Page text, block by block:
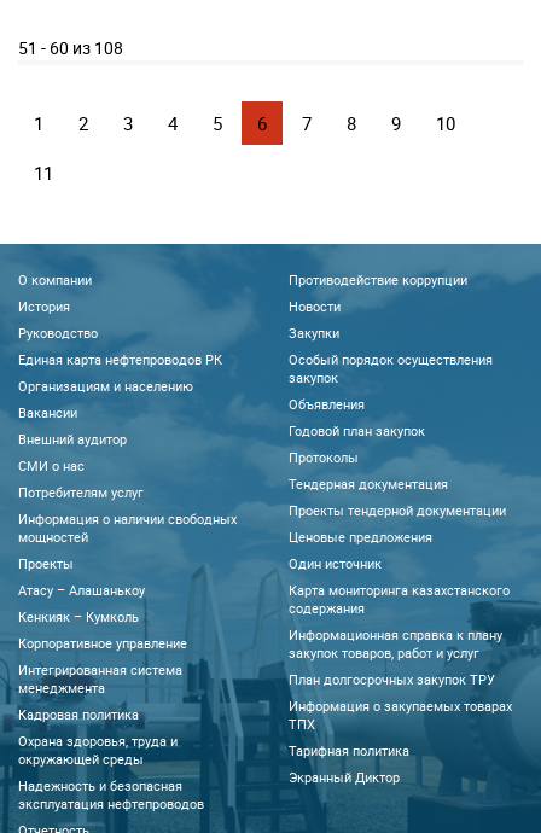
51 - 60 из 108
1 2 3 4 5 6 7 8 9 10
11
О компании
История
Руководство
Единая карта нефтепроводов РК
Организациям и населению
Вакансии
Внешний аудитор
CМИ о нас
Потребителям услуг
Информация о наличии свободных
мощностей
Проекты
Атасу – Алашанькоу
Кенкияк – Кумколь
Корпоративное управление
Интегрированная система
менеджмента
Кадровая политика
Охрана здоровья, труда и
окружающей среды
Надежность и безопасная
эксплуатация нефтепроводов
Противодействие коррупции
Новости
Закупки
Особый порядок осуществления
закупок
Объявления
Годовой план закупок
Протоколы
Тендерная документация
Проекты тендерной документации
Ценовые предложения
Один источник
Карта мониторинга казахстанского
содержания
Информационная справка к плану
закупок товаров, работ и услуг
План долгосрочных закупок ТРУ
Информация о закупаемых товарах
ТПХ
Тарифная политика
Экранный Диктор